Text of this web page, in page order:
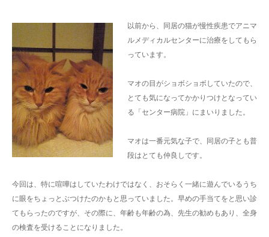
以前から、同居の猫が慢性疾患でアニマ
ルメディカルセンターに治療をしてもら
っています。
マオの目がショボショボしていたので、
とても気になってかかりつけとなってい
る「センター病院」にまいりました。
マオは一番元気な子で、同居の子とも普
段はとても仲良しです。
今回は、特に喧嘩はしていたわけではなく、おそらく一緒に遊んでいるうち
に眼をちょっとぶつけたのかもと思っていました。早めの手当てをと思い診
てもらったのですが、その際に、年齢も年齢の為、先生の勧めもあり、全身
の検査を受けることになりました。